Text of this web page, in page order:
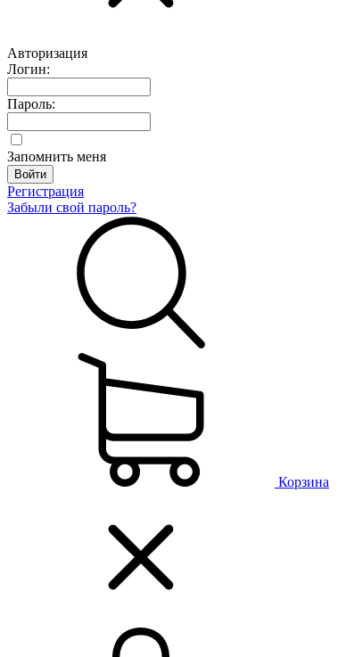
Авторизация
Логин:
Пароль:
Запомнить меня
Регистрация
Забыли свой пароль?
Корзина